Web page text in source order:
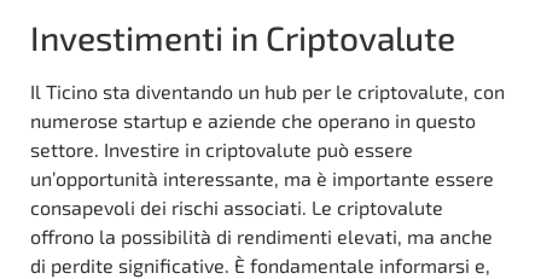
Investimenti in Criptovalute
Il Ticino sta diventando un hub per le criptovalute, con
numerose startup e aziende che operano in questo
settore. Investire in criptovalute può essere
un’opportunità interessante, ma è importante essere
consapevoli dei rischi associati. Le criptovalute
offrono la possibilità di rendimenti elevati, ma anche
di perdite significative. È fondamentale informarsi e,